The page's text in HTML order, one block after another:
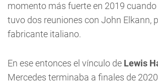
momento más fuerte en 2019
tuvo dos reuniones con John Elkann,
fabricante italiano.
En ese entonces el vínculo de Lewis
Mercedes terminaba a finales de